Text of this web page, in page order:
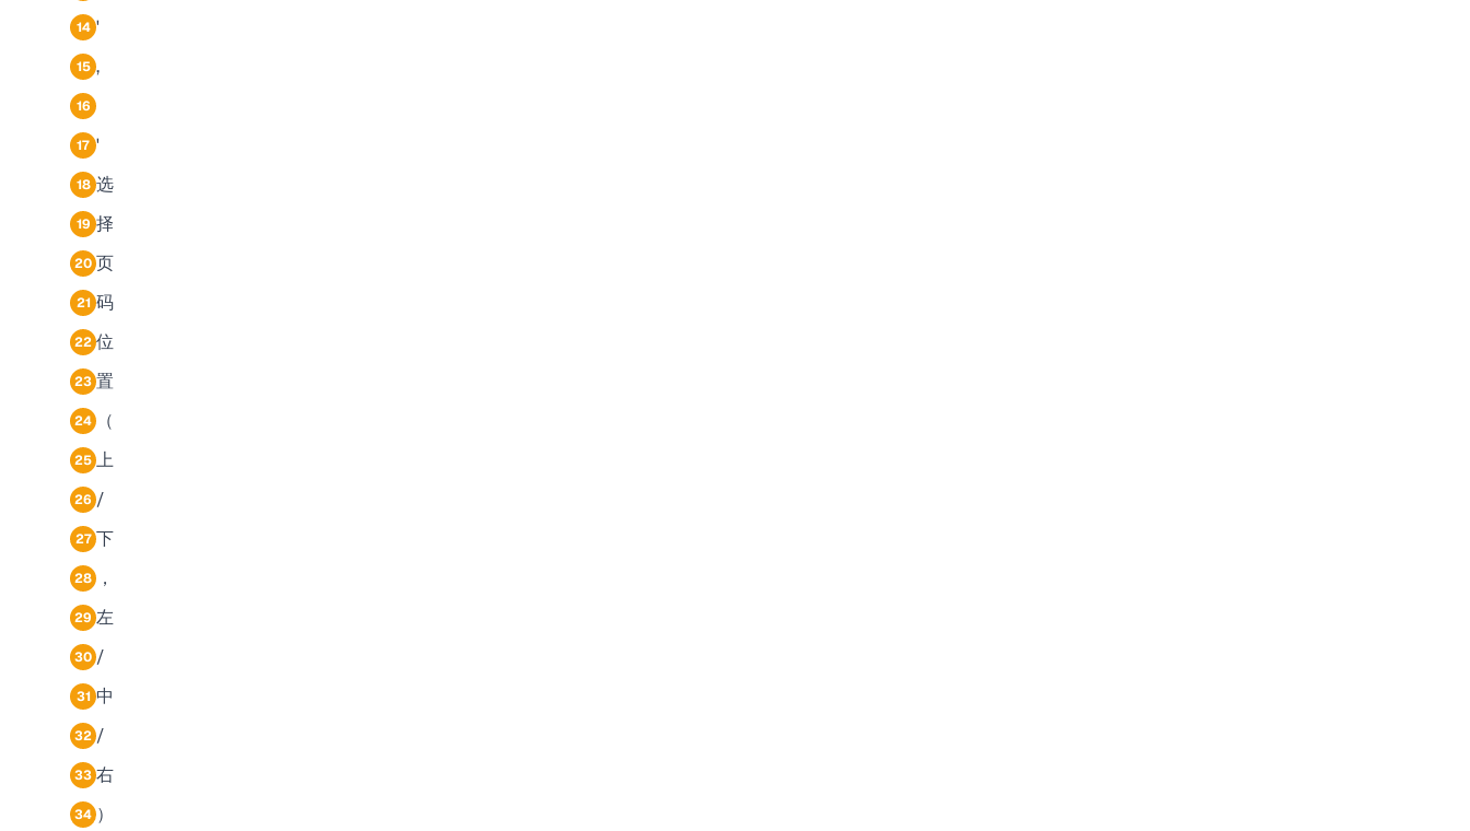
14 '
15 ,
16
17 '
18 选
19 择
20 页
21 码
22 位
23 置
24 （
25 上
26 /
27 下
28 ，
29 左
30 /
31 中
32 /
33 右
34 ）